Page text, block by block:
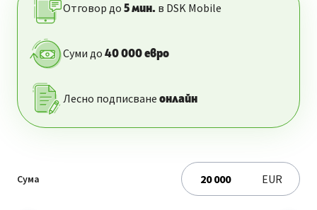
Отговор до 5мин. в DSK Mobile
Суми до 40 000евро
Лесно подписване онлайн
Сума EUR